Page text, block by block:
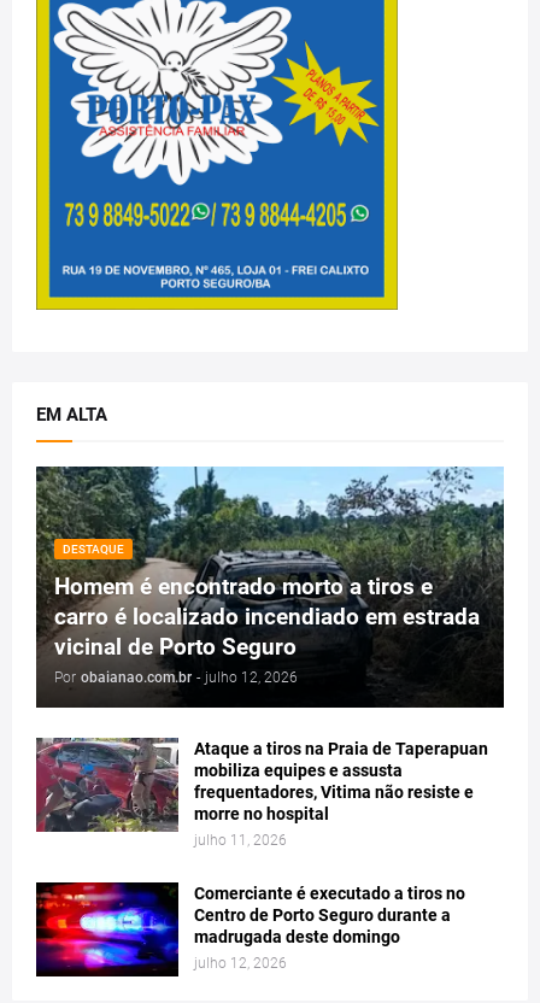
EM ALTA
DESTAQUE
Homem é encontrado morto a tiros e
carro é localizado incendiado em estrada
vicinal de Porto Seguro
Por obaianao.com.br - julho 12, 2026
Ataque a tiros na Praia de Taperapuan
mobiliza equipes e assusta
frequentadores, Vitima não resiste e
morre no hospital
julho 11, 2026
Comerciante é executado a tiros no
Centro de Porto Seguro durante a
madrugada deste domingo
julho 12, 2026